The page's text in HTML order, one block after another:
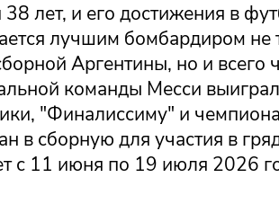
лет, и его достижения в
лучшим бомбардиром не
Аргентины, но и всего
команды Месси
"Финалиссиму" и
в сборную для участия в
с 11 июня по 19 июля 2026